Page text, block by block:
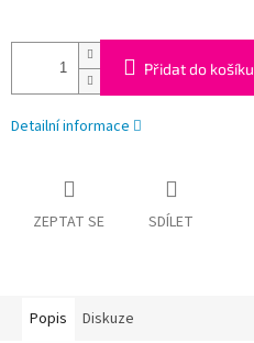
Přidat do košíku
Detailní informace
ZEPTAT SE SDÍLET
Popis Diskuze